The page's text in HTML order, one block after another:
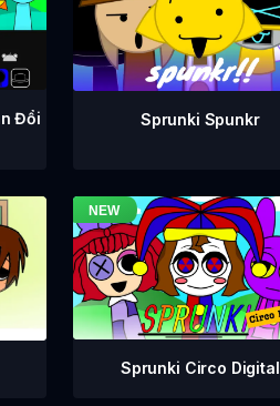
Đổi Sprunki Spunkr
Sprunki Circo Digital